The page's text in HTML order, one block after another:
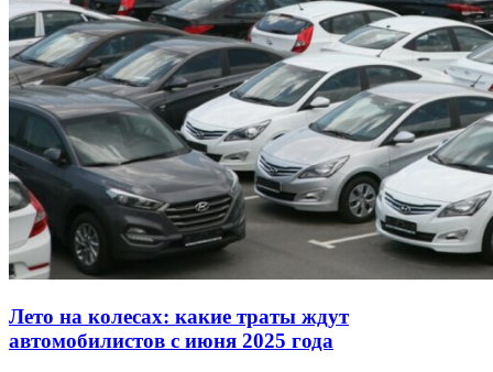
Лето на колесах: какие траты ждут
автомобилистов с июня 2025 года